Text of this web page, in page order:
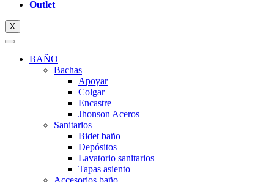
Outlet
X
BAÑO
Bachas
Apoyar
Colgar
Encastre
Jhonson Aceros
Sanitarios
Bidet baño
Depósitos
Lavatorio sanitarios
Tapas asiento
Accesorios baño